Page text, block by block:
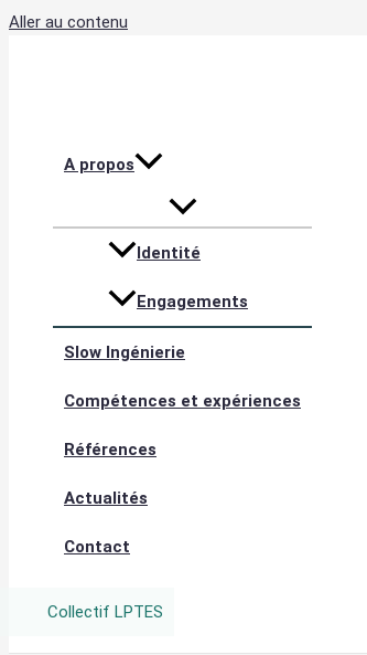
Aller au contenu
A propos
Identité
Engagements
Slow Ingénierie
Compétences et expériences
Références
Actualités
Contact
Collectif LPTES